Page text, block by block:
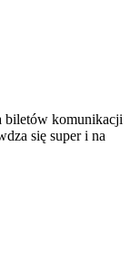
biletów komunikacji
się super i na